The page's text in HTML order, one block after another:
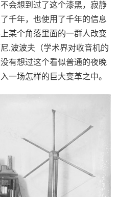
会想到过了这个漆黑，寂静
千年，也使用了千年的信息
某个角落里面的一群人改变
.波波夫（学术界对收音机的
有想过这个看似普通的夜晚
一场怎样的巨大变革之中。